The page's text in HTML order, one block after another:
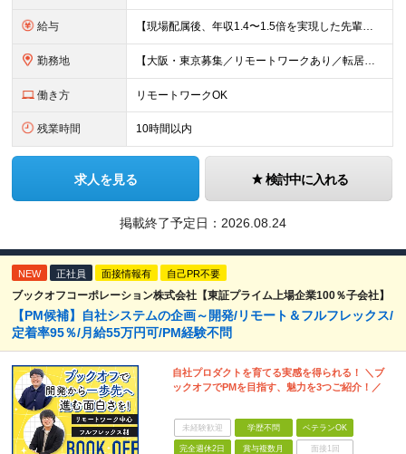
給与 【現場配属後、年収1.4〜1.5倍を実現した先輩も！残業代全額支給】 ◆給与は経験やスキルに応じて決定します ◆年俸制250万円～350万円（1/12を月々支給） ≪年収UPの例≫ ◎飲食業からのキ
勤務地 【大阪・東京募集／リモートワークあり／転居を伴う転勤なし】 東京本社、大阪事務所、または東京23区内・関西（大阪・兵庫）の各クライアント先勤務 ◆入社後、約1年間はクライアント先ではなく 自社内（東
働き方 リモートワークOK
残業時間 10時間以内
求人を見る 検討中に入れる
掲載終了予定日： 2026.08.24
NEW 正社員 面接情報有 自己PR不要
ブックオフコーポレーション株式会社【東証プライム上場企業100％子会社】
【PM候補】自社システムの企画～開発/リモート＆フルフレックス/
定着率95％/月給55万円可/PM経験不問
自社プロダクトを育てる実感を得られる！ ＼ブ
ックオフでPMを目指す、魅力を3つご紹介！／
未経験歓迎 学歴不問 ベテランOK
完全週休2日 賞与複数月 面接1回